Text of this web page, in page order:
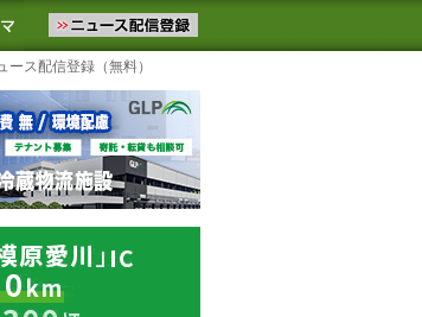
します。物流ニュースメール配信を登録す
加 よく見るテーマ
ース配信登録（無料）